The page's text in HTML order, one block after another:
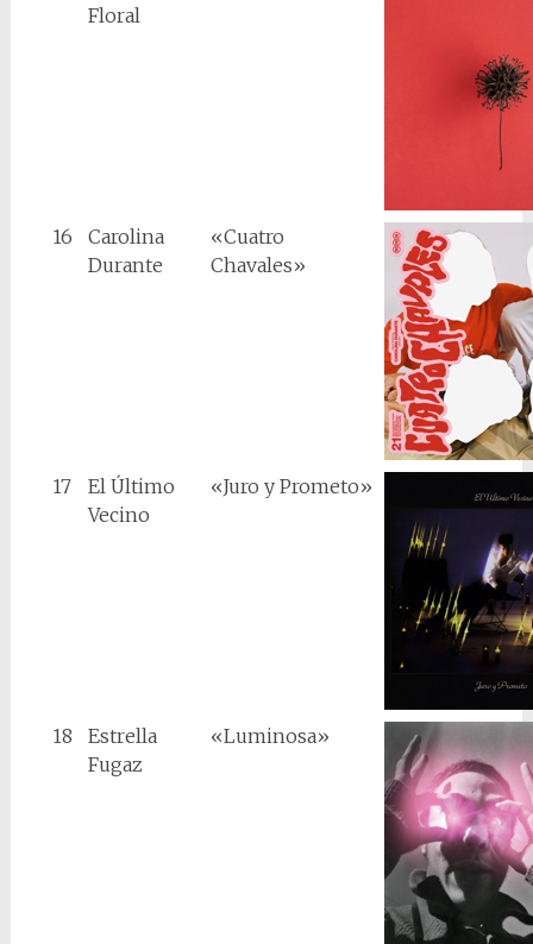
Floral
16
Carolina
Durante
«Cuatro
Chavales»
17
El Último
Vecino
«Juro y Prometo»
18
Estrella
Fugaz
«Luminosa»